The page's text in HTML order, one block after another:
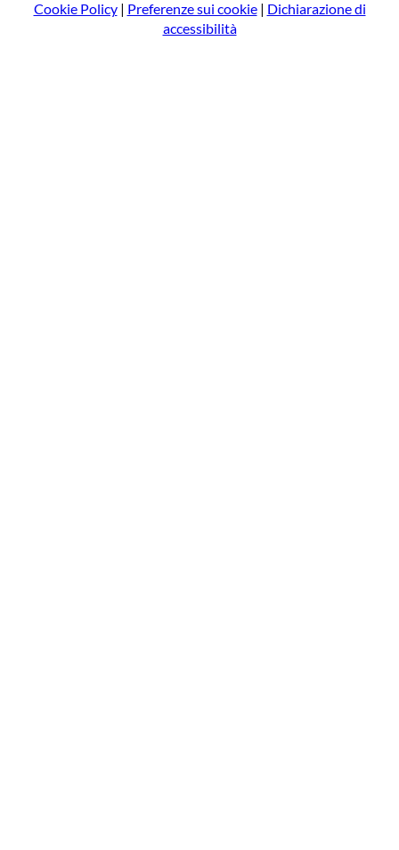
Cookie Policy| Preferenze sui cookie| Dichiarazione di
accessibilità